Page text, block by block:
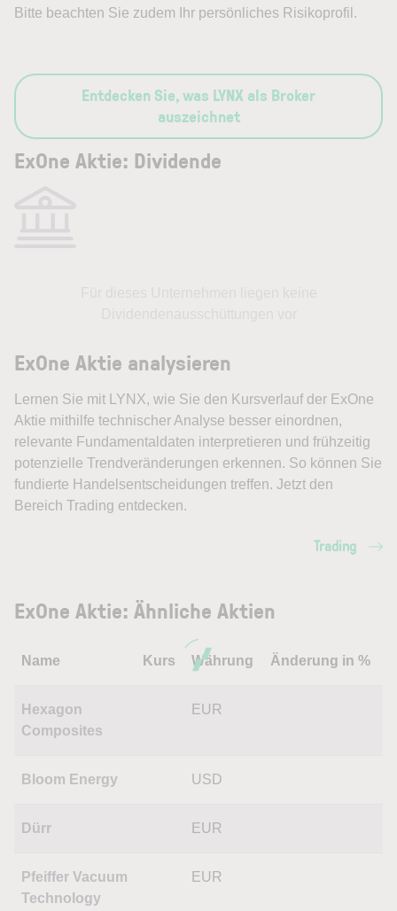
Bitte beachten Sie zudem Ihr persönliches Risikoprofil.
Entdecken Sie, was LYNX als Broker
auszeichnet
ExOne Aktie: Dividende
ExOne Aktie analysieren
Lernen Sie mit LYNX, wie Sie den Kursverlauf der ExOne
Aktie mithilfe technischer Analyse besser einordnen,
relevante Fundamentaldaten interpretieren und frühzeitig
potenzielle Trendveränderungen erkennen. So können Sie
fundierte Handelsentscheidungen treffen. Jetzt den
Bereich Trading entdecken.
Trading
ExOne Aktie: Ähnliche Aktien
Name Kurs Währung Änderung in %
Hexagon
Composites
EUR
Bloom Energy USD
Dürr EUR
Pfeiffer Vacuum
Technology
EUR